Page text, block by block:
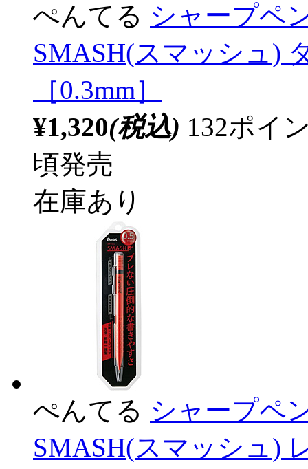
ぺんてる シャープペ
SMASH(スマッシュ)
［0.3mm］
¥1,320(税込) 132ポイ
頃発売
在庫あり
ぺんてる シャープペ
SMASH(スマッシュ)